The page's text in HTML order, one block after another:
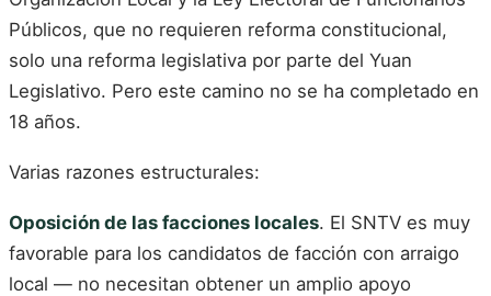
Públicos, que no requieren reforma constitucional,
solo una reforma legislativa por parte del Yuan
Legislativo. Pero este camino no se ha completado en
18 años.
Varias razones estructurales:
Oposición de las facciones locales. El SNTV es muy
favorable para los candidatos de facción con arraigo
local — no necesitan obtener un amplio apoyo